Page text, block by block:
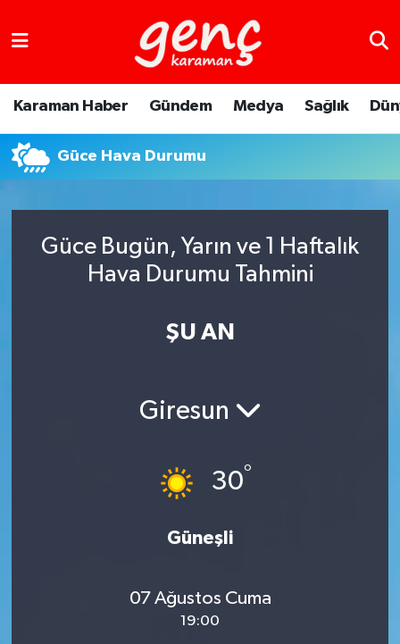
Karaman Haber Gündem Medya Sağlık
Güce Hava Durumu
Güce Bugün, Yarın ve 1 Haftalık
Hava Durumu Tahmini
ŞU AN
Giresun
30°
Güneşli
07 Ağustos Cuma
19:00